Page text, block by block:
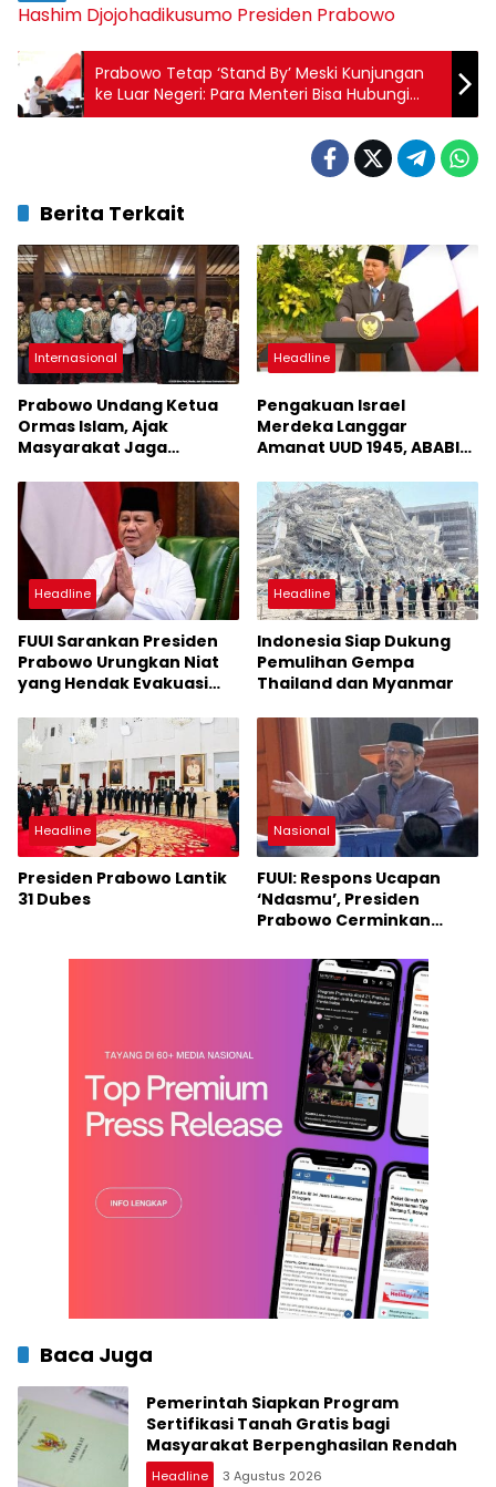
Hashim Djojohadikusumo Presiden Prabowo
Prabowo Tetap ‘Stand By’ Meski Kunjungan
ke Luar Negeri: Para Menteri Bisa Hubungi
Langsung
Berita Terkait
Internasional
Prabowo Undang Ketua
Ormas Islam, Ajak
Masyarakat Jaga
Headline
Pengakuan Israel
Merdeka Langgar
Amanat UUD 1945, ABABIL:
Headline
FUUI Sarankan Presiden
Prabowo Urungkan Niat
yang Hendak Evakuasi
Headline
Indonesia Siap Dukung
Pemulihan Gempa
Thailand dan Myanmar
Headline
Presiden Prabowo Lantik
31 Dubes
Nasional
FUUI: Respons Ucapan
‘Ndasmu’, Presiden
Prabowo Cerminkan
Kritik, Reaktif dan
Emosional
Baca Juga
Pemerintah Siapkan Program
Sertifikasi Tanah Gratis bagi
Masyarakat Berpenghasilan Rendah
Headline 3 Agustus 2026